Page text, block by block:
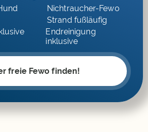
Nichtraucher-Fewo
Strand fußläufig
Endreinigung
inklusive
freie Fewo finden!